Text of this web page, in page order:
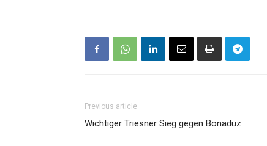
Previous article
Wichtiger Triesner Sieg gegen Bonaduz